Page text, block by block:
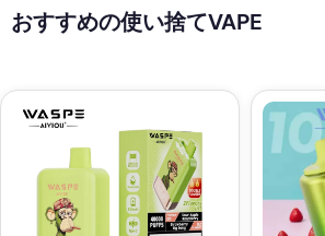
おすすめの使い捨てVAPE